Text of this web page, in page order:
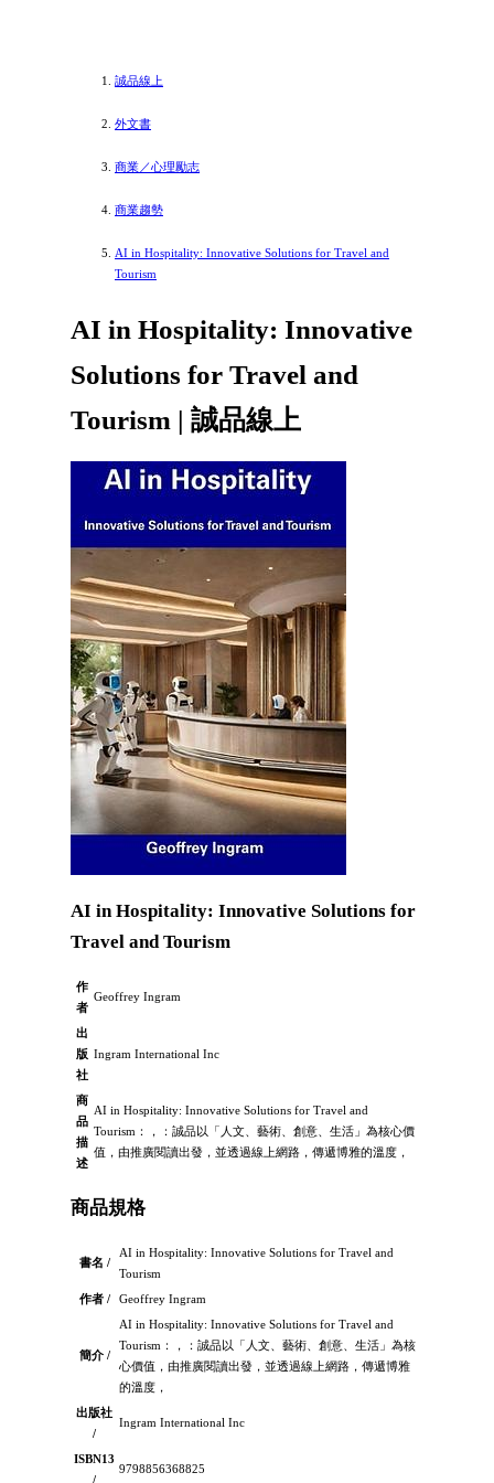
誠品線上
外文書
商業／心理勵志
商業趨勢
AI in Hospitality: Innovative Solutions for Travel and
Tourism
AI in Hospitality: Innovative
Solutions for Travel and
Tourism | 誠品線上
AI in Hospitality: Innovative Solutions for
Travel and Tourism
作
者
Geoffrey Ingram
出
版
社
Ingram International Inc
商
品
描
述
AI in Hospitality: Innovative Solutions for Travel and
Tourism：，：誠品以「人文、藝術、創意、生活」為核心價
值，由推廣閱讀出發，並透過線上網路，傳遞博雅的溫度，
商品規格
書名 /
AI in Hospitality: Innovative Solutions for Travel and
Tourism
作者 /
Geoffrey Ingram
簡介 /
AI in Hospitality: Innovative Solutions for Travel and
Tourism：，：誠品以「人文、藝術、創意、生活」為核
心價值，由推廣閱讀出發，並透過線上網路，傳遞博雅
的溫度，
出版社
/
Ingram International Inc
ISBN13
/
9798856368825